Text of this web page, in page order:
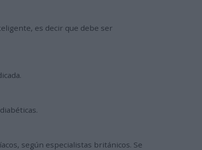
es decir que debe ser
según especialistas británicos. Se